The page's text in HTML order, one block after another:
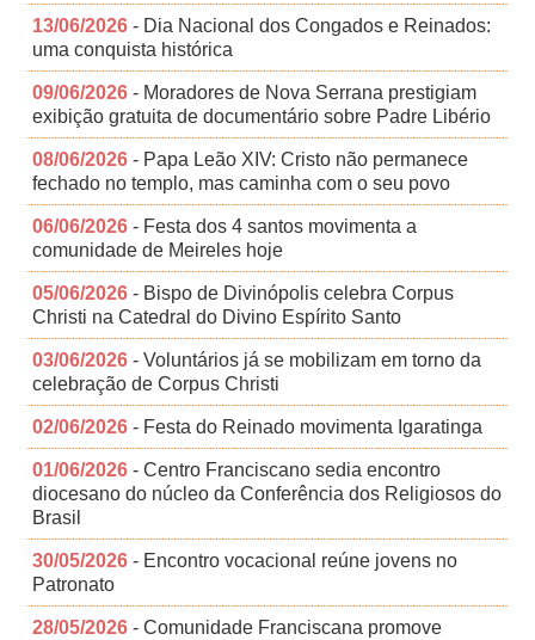
13/06/2026 - Dia Nacional dos Congados e Reinados:
uma conquista histórica
09/06/2026 - Moradores de Nova Serrana prestigiam
exibição gratuita de documentário sobre Padre Libério
08/06/2026 - Papa Leão XIV: Cristo não permanece
fechado no templo, mas caminha com o seu povo
06/06/2026 - Festa dos 4 santos movimenta a
comunidade de Meireles hoje
05/06/2026 - Bispo de Divinópolis celebra Corpus
Christi na Catedral do Divino Espírito Santo
03/06/2026 - Voluntários já se mobilizam em torno da
celebração de Corpus Christi
02/06/2026 - Festa do Reinado movimenta Igaratinga
01/06/2026 - Centro Franciscano sedia encontro
diocesano do núcleo da Conferência dos Religiosos do
Brasil
30/05/2026 - Encontro vocacional reúne jovens no
Patronato
28/05/2026 - Comunidade Franciscana promove